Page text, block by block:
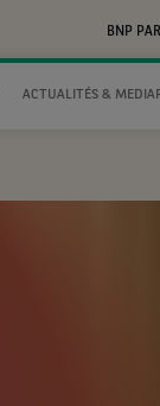
BNP
ACTUALITÉS &